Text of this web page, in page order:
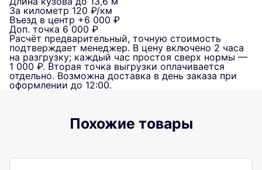
За километр 120 ₽/км
Въезд в центр +6 000 ₽
Доп. точка 6 000 ₽
Расчёт предварительный, точную стоимость
подтверждает менеджер. В цену включено 2 часа
на разгрузку; каждый час простоя сверх нормы —
1 000 ₽. Вторая точка выгрузки оплачивается
отдельно. Возможна доставка в день заказа при
оформлении до 12:00.
Похожие товары